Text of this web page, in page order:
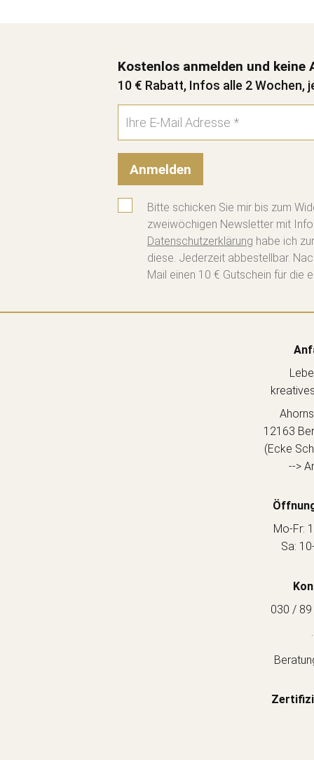
Kostenlos anmelden und keine
10 € Rabatt, Infos alle 2 Wochen,
Anmelden
Bitte schicken Sie mir bis zum
zweiwöchigen Newsletter mit
Datenschutzerklärung habe ich
diese. Jederzeit abbestellbar.
Mail einen 10 € Gutschein für die
12163
(Ecke
-->
Mo-Fr:
Sa:
030 /